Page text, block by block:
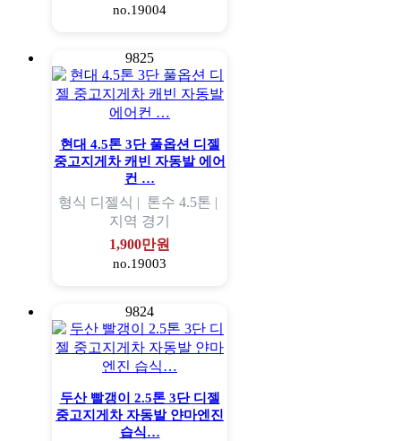
no.19004
9825
현대 4.5톤 3단 풀옵션 디젤
중고지게차 캐빈 자동발 에어
컨 …
형식 디젤식 | 톤수 4.5톤 |
지역 경기
1,900만원
no.19003
9824
두산 빨갱이 2.5톤 3단 디젤
중고지게차 자동발 얀마엔진
습식…